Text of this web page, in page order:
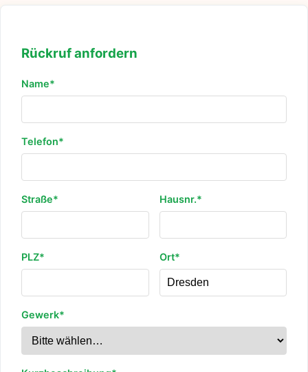
Rückruf anfordern
Name*
Telefon*
Straße* Hausnr.*
PLZ* Ort*
Gewerk*